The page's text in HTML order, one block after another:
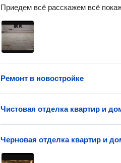
Приедем всё расскажем всё
Ремонт в новостройке
Чистовая отделка квартир и
Черновая отделка квартир и